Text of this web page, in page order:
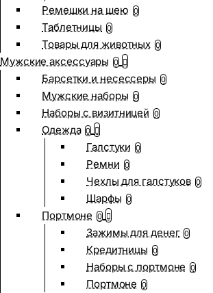
Ремешки на шею 0
Таблетницы 0
Товары для животных 0
Мужские аксессуары 0
Барсетки и несессеры 0
Мужские наборы 0
Наборы с визитницей 0
Одежда 0
Галстуки 0
Ремни 0
Чехлы для галстуков 0
Шарфы 0
Портмоне 0
Зажимы для денег 0
Кредитницы 0
Наборы с портмоне 0
Портмоне 0